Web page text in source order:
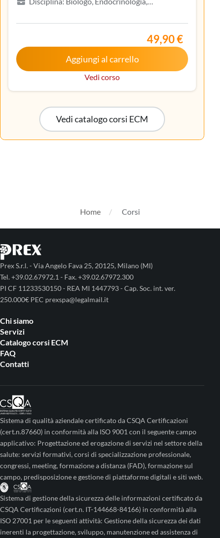
ostetricia, Infermiere, Infermiere pediatrico,
Iscritto nell’elenco speciale ad esaurimento,
Malattie metaboliche e diabetologia, Medicina
interna, Oncologia, Pediatria, Pediatria (Pediatri di
libera scelta), Tecnico sanitario di radiologia medica
49,90 €
Aggiungi al carrello
Vedi corso
Vedi catalogo corsi ECM
Home Corsi
Prex S.r.l. - Via Angelo Fava 25, 20125, Milano (MI)
Tel. +39.02.67972.1 - Fax. +39.02.67972.300
PI CF 11233530150 - REA MI 1447793 - Cap. Soc. int. ver.
250.000€ PEC prexspa@legalmail.it
Chi siamo
Servizi
Catalogo corsi ECM
FAQ
Contatti
Sistema di qualità aziendale certificato da CSQA Certificazioni
(cert.n.87660) in conformità alla ISO 9001 con il seguente campo
applicativo: Progettazione ed erogazione di servizi nel settore della
salute: servizi formativi, corsi di specializzazione professionale,
congressi, meeting, formazione a distanza (FAD), formazione sul
campo, predisposizione e gestione di piattaforme digitali e siti web.
Sistema di gestione della sicurezza delle informazioni certificato da
CSQA Certificazioni (cert.n. IT-144668-84166) in conformità alla
ISO 27001 per le seguenti attività: Gestione della sicurezza dei dati
inerenti la progettazione, sviluppo, manutenzione ed assistenza di